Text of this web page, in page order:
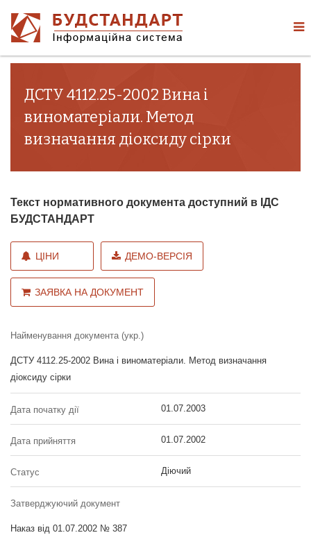
ДСТУ 4112.25-2002 Вина і
виноматеріали. Метод
визначання діоксиду сірки
Текст нормативного документа доступний в ІДС
БУДСТАНДАРТ
ЦІНИ ДЕМО-ВЕРСІЯ
ЗАЯВКА НА ДОКУМЕНТ
Найменування документа (укр.)
ДСТУ 4112.25-2002 Вина і виноматеріали. Метод визначання
діоксиду сірки
Дата початку дії 01.07.2003
Дата прийняття 01.07.2002
Статус Діючий
Затверджуючий документ
Наказ від 01.07.2002 № 387